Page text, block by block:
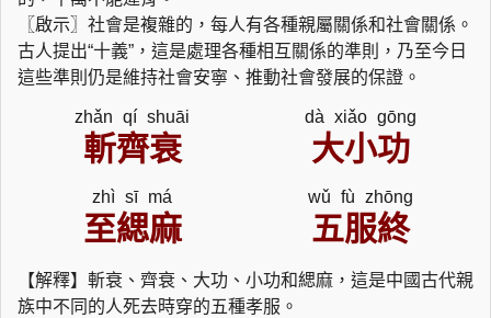
〖啟示〗社會是複雜的，每人有各種親屬關係和社會關係。
古人提出“十義”，這是處理各種相互關係的準則，乃至今日
這些準則仍是維持社會安寧、推動社會發展的保證。
zhǎn qí shuāi dà xiǎo gōng
斬齊衰 大小功
zhì sī má wǔ fù zhōng
至緦麻 五服終
【解釋】斬衰、齊衰、大功、小功和緦麻，這是中國古代親
族中不同的人死去時穿的五種孝服。